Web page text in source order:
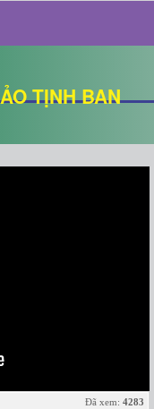
TỊNH BAN
Đã xem: 4283